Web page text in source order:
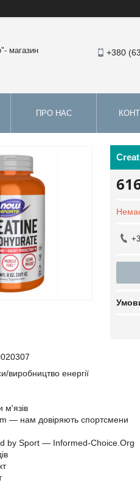
магазин
+380
ПРО НАС
енергії
м'язів
— нам довіряють спортсмени
by Sport — Informed-Choice.Org